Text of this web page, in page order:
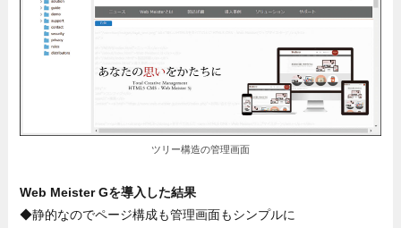
ツリー構造の管理画面
Web Meister Gを導入した結果
◆静的なのでページ構成も管理画面もシンプルに